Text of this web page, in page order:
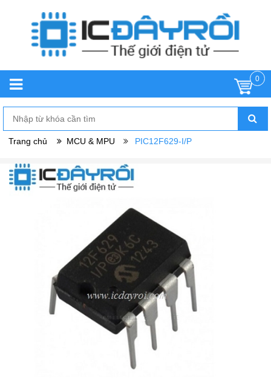
0
Trang chủ MCU & MPU PIC12F629-I/P